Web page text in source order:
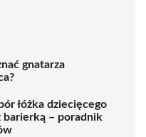
gnatarza
łóżka dziecięcego
barierką – poradnik